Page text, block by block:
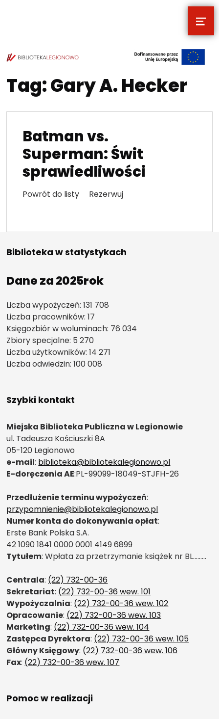
POCZYTALNIA – NOWE MIEJSCE NA
TWOJE NOWE MIEJSCE NA TWOJE KULTURALNE EKSPLORACJE
Tag:Gary A. Hecker
Batman vs.
Superman: Świt
sprawiedliwości
Powrót do listy Rezerwuj
Biblioteka w statystykach
Dane za 2025rok
Liczba wypożyczeń: 131 708
Liczba pracowników: 17
Księgozbiór w woluminach: 76 034
Zbiory specjalne: 5 270
Liczba użytkowników: 14 271
Liczba odwiedzin: 100 008
Szybki kontakt
Miejska Biblioteka Publiczna w Legionowie
ul. Tadeusza Kościuszki 8A
05-120 Legionowo
e-mail: biblioteka@bibliotekalegionowo.pl
E-doręczenia AE:PL-99099-18049-STJFH-26
Przedłużenie terminu wypożyczeń:
przypomnienie@bibliotekalegionowo.pl
Numer konta do dokonywania opłat:
Erste Bank Polska S.A.
42 1090 1841 0000 0001 4149 6899
Tytułem: Wpłata za przetrzymanie książek nr BL………
Centrala: (22) 732-00-36
Sekretariat: (22) 732-00-36 wew. 101
Wypożyczalnia: (22) 732-00-36 wew. 102
Opracowanie: (22) 732-00-36 wew. 103
Marketing: (22) 732-00-36 wew. 104
Zastępca Dyrektora: (22) 732-00-36 wew. 105
Główny Księgowy: (22) 732-00-36 wew. 106
Fax: (22) 732-00-36 wew. 107
Pomoc w realizacji